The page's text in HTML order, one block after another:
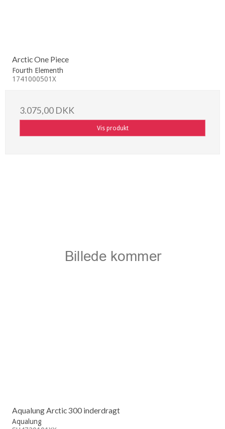
Arctic One Piece
Fourth Elementh
1741000501X
3.075,00 DKK
Vis produkt
Aqualung Arctic 300 inderdragt
Aqualung